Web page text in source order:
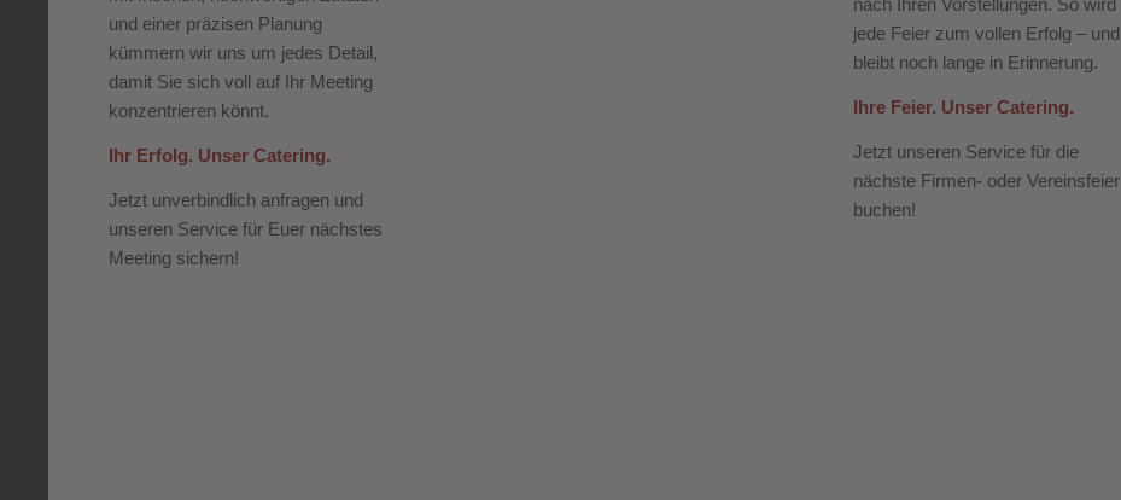
und einer präzisen Planung
kümmern wir uns um jedes Detail,
damit Sie sich voll auf Ihr Meeting
konzentrieren könnt.
Ihr Erfolg. Unser Catering.
Jetzt unverbindlich anfragen und
unseren Service für Euer nächstes
Meeting sichern!
nach Ihren Vorstellungen. So wird
jede Feier zum vollen Erfolg – und
bleibt noch lange in Erinnerung.
Ihre Feier. Unser Catering.
Jetzt unseren Service für die
nächste Firmen- oder Vereinsfeier
buchen!